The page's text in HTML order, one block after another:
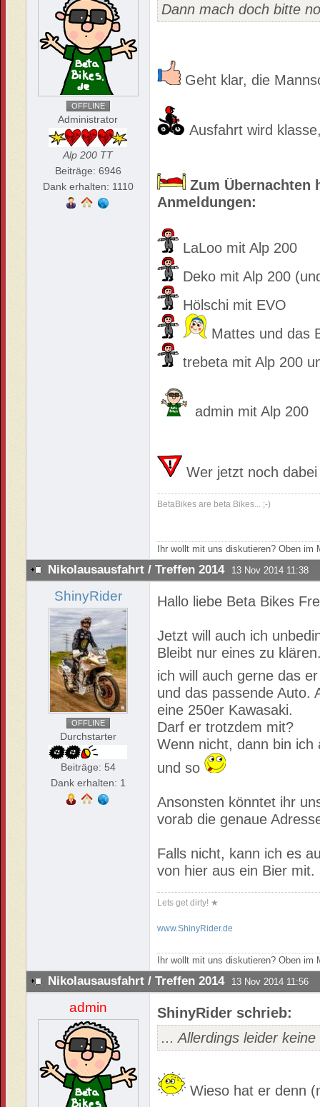
OFFLINE
Administrator
Alp 200 TT
Beiträge: 6946
Dank erhalten: 1110
Dann mach doch bitte
Geht klar, die
Ausfahrt wird
Zum Übernachten
Anmeldungen:
LaLoo mit Alp 200
Deko mit Alp 200
Hölschi mit EVO
Mattes und das
trebeta mit Alp 200
admin mit Alp 200
Wer jetzt noch
BetaBikes are beta Bikes... ;-)
Ihr wollt mit uns diskutieren? Oben
Nikolausausfahrt / Treffen 2014 13 Nov 2014 11:38
ShinyRider
OFFLINE
Durchstarter
Beiträge: 54
Dank erhalten: 1
Hallo liebe Beta Bikes
Jetzt will auch ich
Bleibt nur eines zu
ich will auch gerne das
und das passende Auto.
eine 250er Kawasaki.
Darf er trotzdem mit?
Wenn nicht, dann bin
und so
Ansonsten könntet ihr
vorab die genaue
Falls nicht, kann ich es
von hier aus ein Bier mit.
Lets get dirty! ★
www.ShinyRider.de
Ihr wollt mit uns diskutieren? Oben
Nikolausausfahrt / Treffen 2014 13 Nov 2014 11:56
admin
ShinyRider schrieb:
... Allerdings leider
Wieso hat er denn